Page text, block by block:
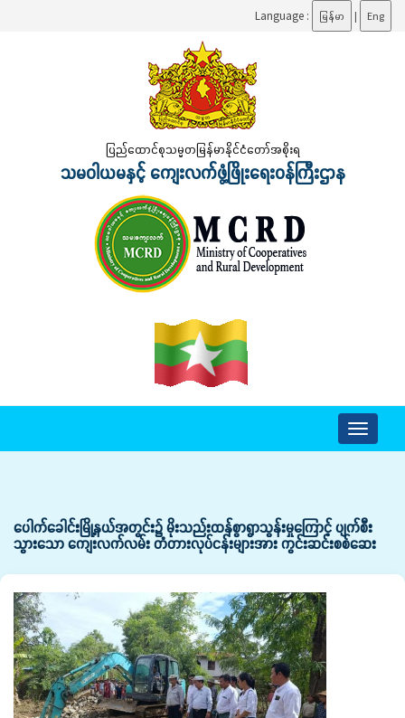
Language : မြန်မာ | Eng
ပြည်ထောင်စုသမ္မတမြန်မာနိုင်ငံတော်အစိုးရ
သမဝါယမနှင့် ကျေးလက်ဖွံ့ဖြိုးရေးဝန်ကြီးဌာန
Toggle
ပေါက်ခေါင်းမြို့နယ်အတွင်း၌ မိုးသည်းထန်စွာရွာသွန်းမှုကြောင့် ပျက်စီး
သွားသော ကျေးလက်လမ်း တံတားလုပ်ငန်းများအား ကွင်းဆင်းစစ်ဆေး